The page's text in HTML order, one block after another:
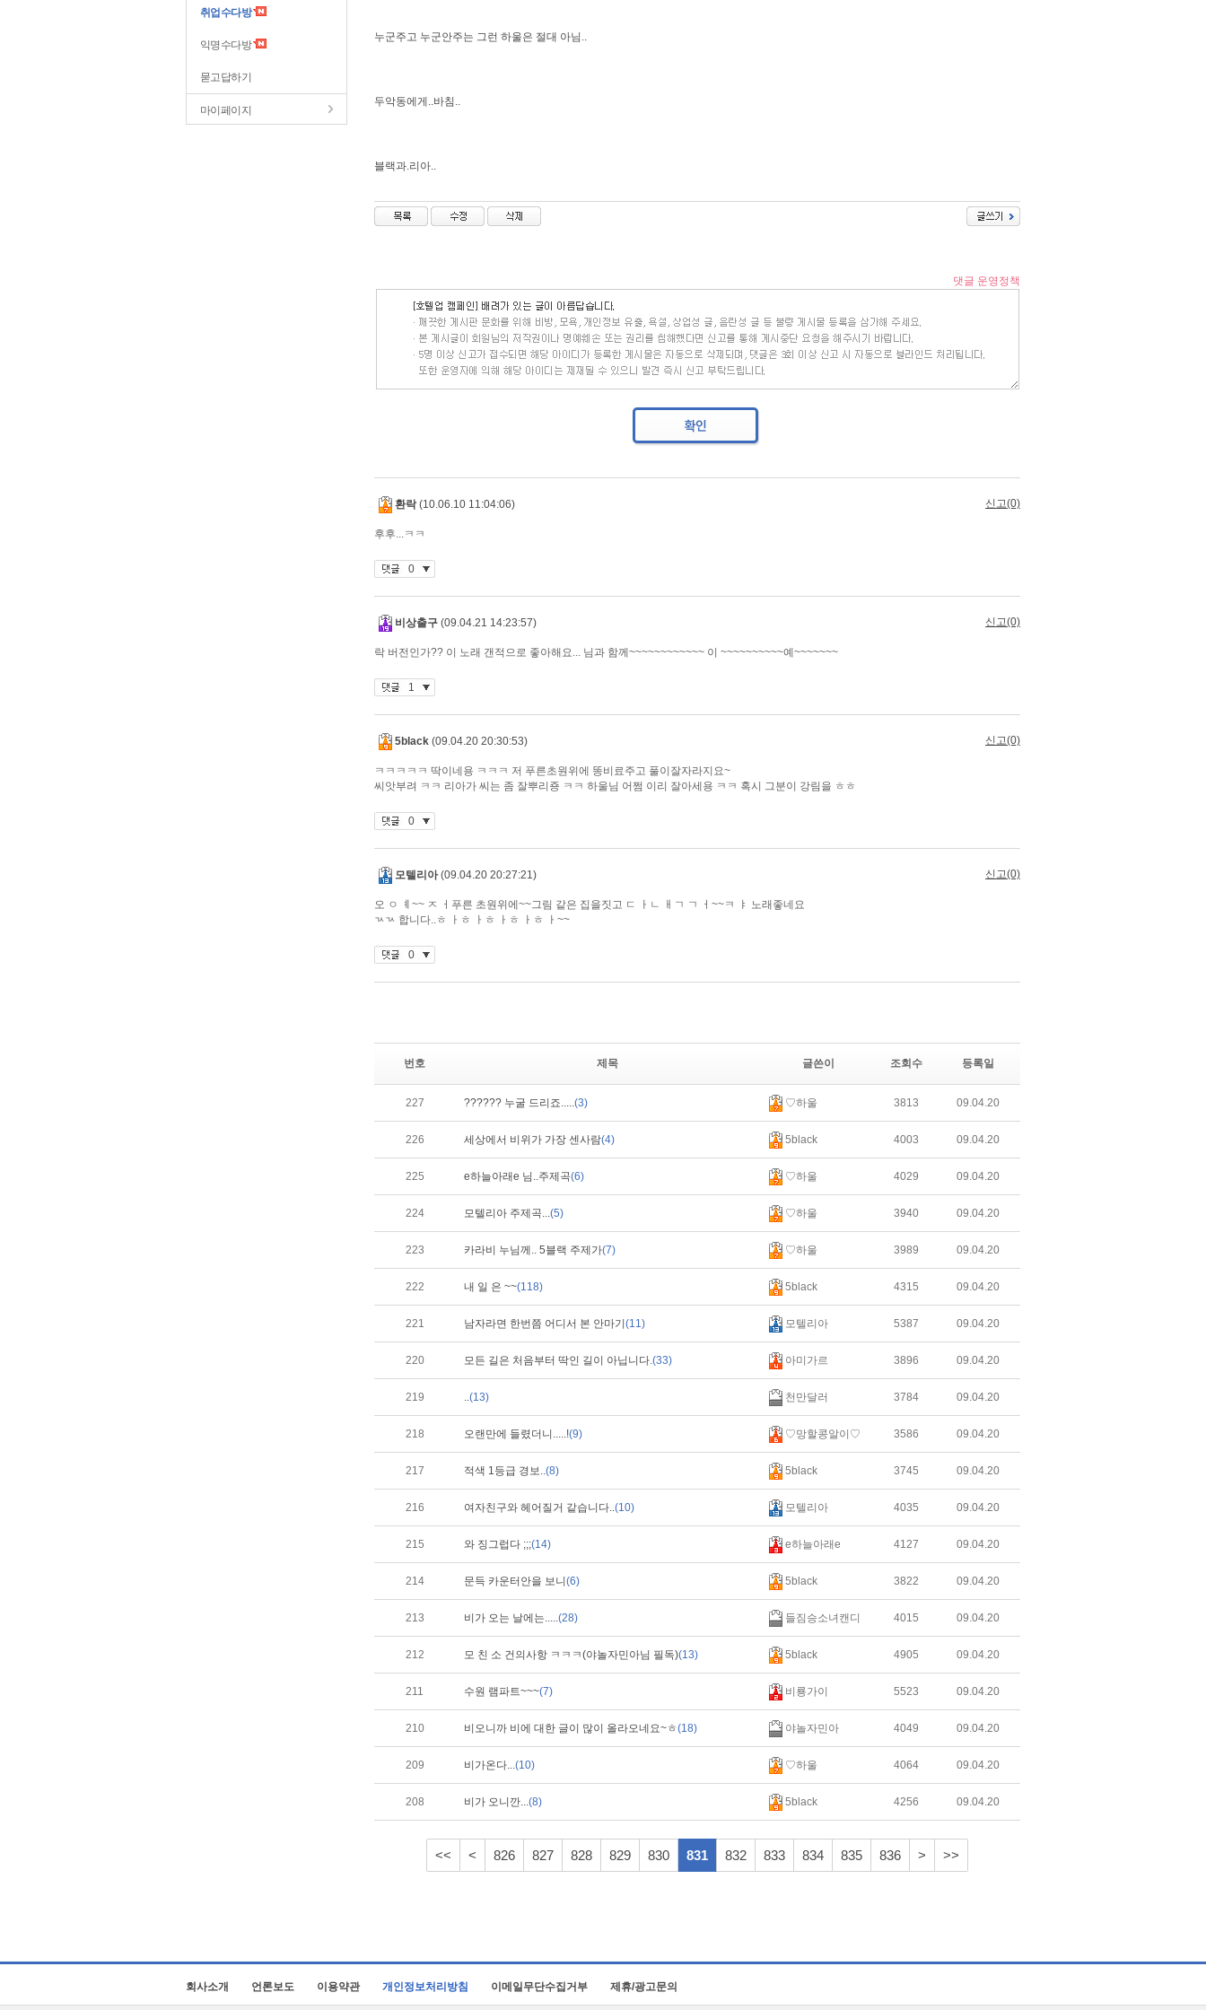
취업수다방
익명수다방
묻고답하기
마이페이지
누군주고 누군안주는 그런 하울은 절대 아님..
두악동에게..바침..
블랙과.리아..
번호 제목 글쓴이 조회수 등록일
227 ?????? 누굴 드리죠.....(3) ♡하울 3813 09.04.20
226 세상에서 비위가 가장 센사람(4) 5black 4003 09.04.20
225 e하늘아래e 님..주제곡(6) ♡하울 4029 09.04.20
224 모텔리아 주제곡...(5) ♡하울 3940 09.04.20
223 카라비 누님께.. 5블랙 주제가(7) ♡하울 3989 09.04.20
222 내 일 은 ~~(118) 5black 4315 09.04.20
221 남자라면 한번쯤 어디서 본 안마기 (11) 모텔리아 5387 09.04.20
220 모든 길은 처음부터 딱인 길이 아닙니다.(33) 아미가르 3896 09.04.20
219 ..(13) 천만달러 3784 09.04.20
218 오랜만에 들렸더니.....!(9) ♡망할콩알이♡ 3586 09.04.20
217 적색 1등급 경보..(8) 5black 3745 09.04.20
216 여자친구와 헤어질거 같습니다..(10) 모텔리아 4035 09.04.20
215 와 징그럽다 ;;;(14) e하늘아래e 4127 09.04.20
214 문득 카운터안을 보니 (6) 5black 3822 09.04.20
213 비가 오는 날에는.....(28) 들짐승소녀캔디 4015 09.04.20
212 모 친 소 건의사항 ㅋㅋㅋ(야놀자민아님 필독)(13) 5black 4905 09.04.20
211 수원 램파트~~~(7) 비룡가이 5523 09.04.20
210 비오니까 비에 대한 글이 많이 올라오네요~ㅎ(18) 야놀자민아 4049 09.04.20
209 비가온다...(10) ♡하울 4064 09.04.20
208 비가 오니깐...(8) 5black 4256 09.04.20
<< < 826 827 828 829 830 831 832 833 834 835 836 > >>
회사소개 언론보도 이용약관 개인정보처리방침 이메일무단수집거부 제휴/광고문의